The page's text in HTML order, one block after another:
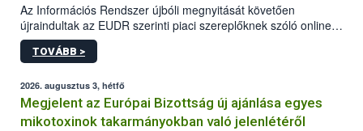
Az Információs Rendszer újbóli megnyitását követően
újraindultak az EUDR szerinti piaci szereplőknek szóló online
képzések.
TOVÁBB >
2026. augusztus 3, hétfő
Megjelent az Európai Bizottság új ajánlása egyes
mikotoxinok takarmányokban való jelenlétéről